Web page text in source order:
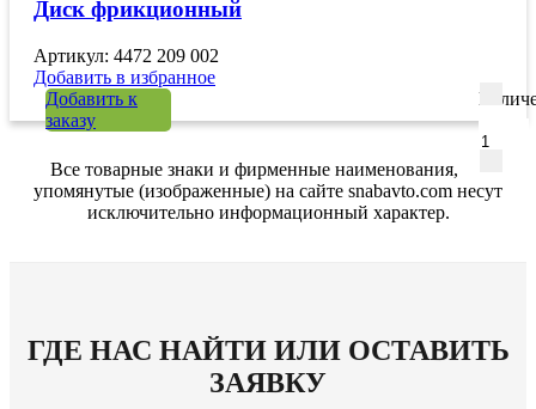
Диск фрикционный
Артикул: 4472 209 002
Добавить в избранное
Добавить к
заказу
Все товарные знаки и фирменные наименования,
упомянутые (изображенные) на сайте snabavto.com несут
исключительно информационный характер.
ГДЕ НАС НАЙТИ ИЛИ ОСТАВИТЬ
ЗАЯВКУ